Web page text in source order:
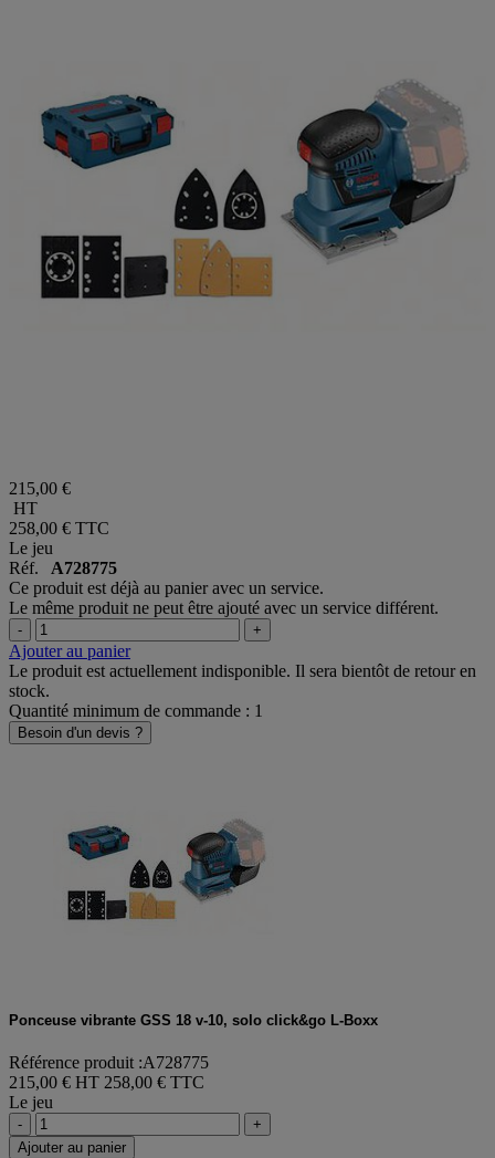
215,00 €
HT
258,00 € TTC
Le jeu
Réf. A728775
Ce produit est déjà au panier avec un service.
Le même produit ne peut être ajouté avec un service différent.
- +
Ajouter au panier
Le produit est actuellement indisponible. Il sera bientôt de retour en
stock.
Quantité minimum de commande : 1
Besoin d'un devis ?
Ponceuse vibrante GSS 18 v-10, solo click&go L-Boxx
Référence produit :A728775
215,00 € HT 258,00 € TTC
Le jeu
-
+
Ajouter au panier